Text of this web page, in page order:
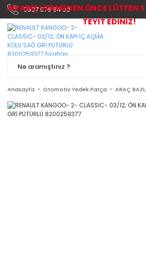
0507 576 64 03
Anasayfa Otomotiv Yedek Parça ARAÇ
SİPARİŞ VERMEDEN ÖNCE LÜTFEN
TEYİT EDİNİZ!